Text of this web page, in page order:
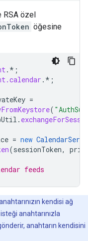
RSA özel
öğesine
.* ;
.* ;
=
(
.
= new
(sessionToken,
feeds
kendisi ağ
anahtarınızla
anahtarın kendisini